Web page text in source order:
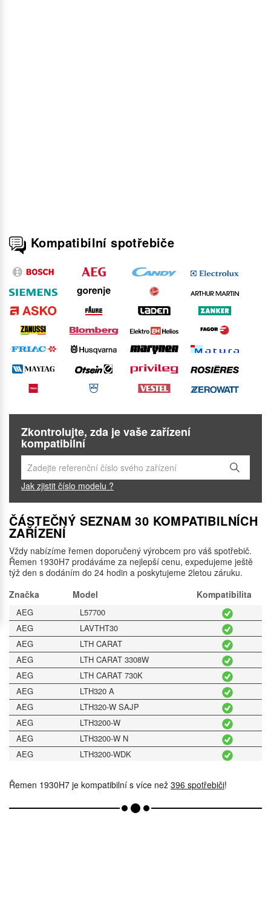
Kompatibilní spotřebiče
Zkontrolujte, zda je vaše zařízení
kompatibilní
Jak zjistit číslo modelu ?
ČÁSTEČNÝ SEZNAM 30 KOMPATIBILNÍCH
ZAŘÍZENÍ
Vždy nabízíme řemen doporučený výrobcem pro váš spotřebič.
Řemen 1930H7 prodáváme za nejlepší cenu, expedujeme ještě
týž den s dodáním do 24 hodin a poskytujeme 2letou záruku.
Značka
Model Kompatibilita
AEG
L57700
AEG
LAVTHT30
AEG
LTH CARAT
AEG
LTH CARAT 3308W
AEG
LTH CARAT 730K
AEG
LTH320 A
AEG
LTH320-W SAJP
AEG
LTH3200-W
AEG
LTH3200-W N
AEG
LTH3200-WDK
AEG
LTH320T
LTH321-W DK
Řemen 1930H7 je kompatibilní s více než 396 spotřebiči!